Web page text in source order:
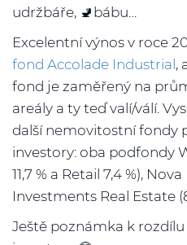
udržbáře, 🚽bábu…
Excelentní výnos v roce
fond Accolade Industrial ,
fond je zaměřený na
areály a ty teď valí/válí.
další nemovitostní fondy
investory: oba podfondy
11,7 % a Retail 7,4 %),
Investments Real Estate
Ještě poznámka k